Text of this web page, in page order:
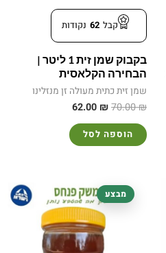
קבל 62 נקודות
בקבוק שמן זית 1 ליטר |
הבחירה הקלאסית
שמן זית כתית מעולה זן מנזלינו
70.00₪
62.00 ₪
הוספה לסל
מבצע
המחיר
המקורי
היה:
65.00 ₪.
הנוכחי
הוא:
56.00 ₪.